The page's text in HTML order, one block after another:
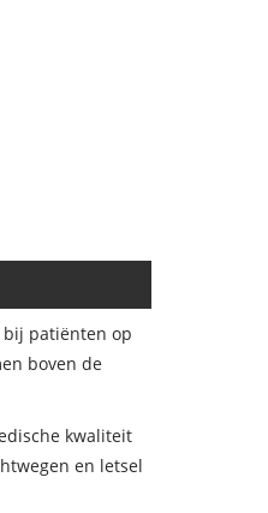
patiënten op
boven de
kwaliteit
en letsel